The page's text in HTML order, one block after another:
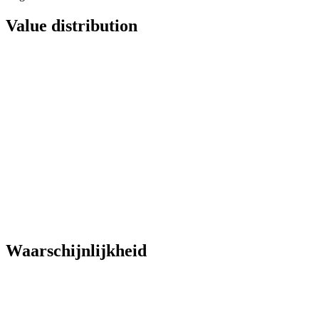
Value distribution
Waarschijnlijkheid